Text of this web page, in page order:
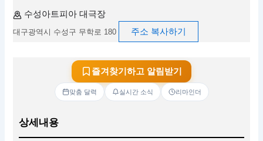
수성아트피아 대극장
대구광역시 수성구 무학로 180 주소 복사하기
즐겨찾기하고 알림받기
맞춤 달력 실시간 소식 리마인더
상세내용